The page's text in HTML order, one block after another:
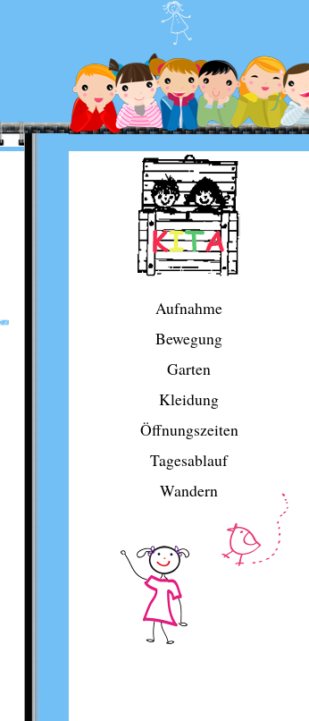
Aufnahme
Bewegung
Garten
Kleidung
Öffnungszeiten
Tagesablauf
Wandern